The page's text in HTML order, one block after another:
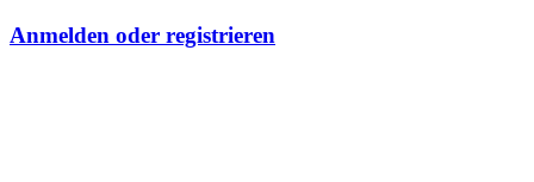
Anmelden oder registrieren